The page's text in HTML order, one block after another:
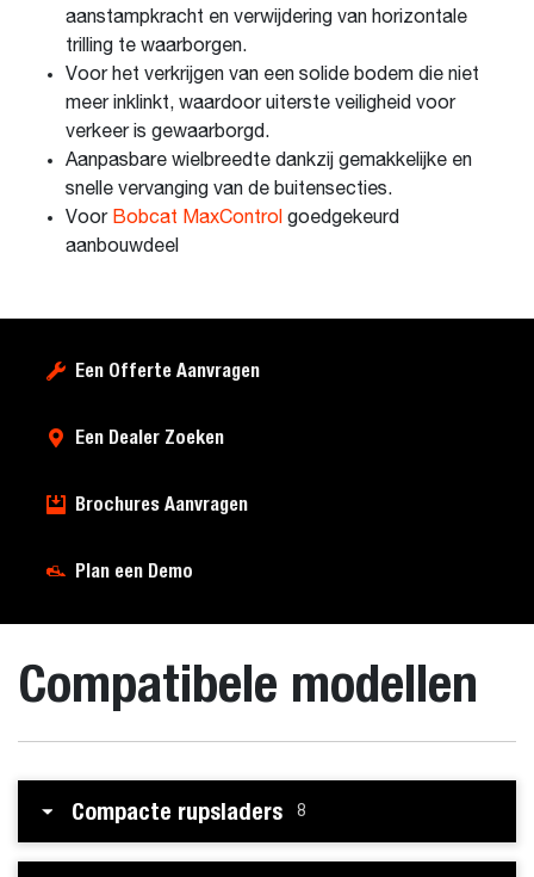
aanstampkracht en verwijdering van horizontale
trilling te waarborgen.
Voor het verkrijgen van een solide bodem die niet
meer inklinkt, waardoor uiterste veiligheid voor
verkeer is gewaarborgd.
Aanpasbare wielbreedte dankzij gemakkelijke en
snelle vervanging van de buitensecties.
Voor Bobcat MaxControl goedgekeurd
aanbouwdeel
Een Offerte Aanvragen
Een Dealer Zoeken
Brochures Aanvragen
Plan een Demo
Compatibele modellen
Compacte rupsladers 8